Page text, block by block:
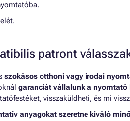
patront
szokásos otthoni vagy irodai
garanciát vállalunk a nyomtató
visszaküldheti, és mi
anyagokat szeretne kiváló